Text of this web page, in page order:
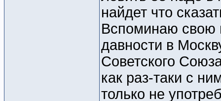
найдет что
Вспоминаю свою
давности в
Советского
как раз-таки с
только не